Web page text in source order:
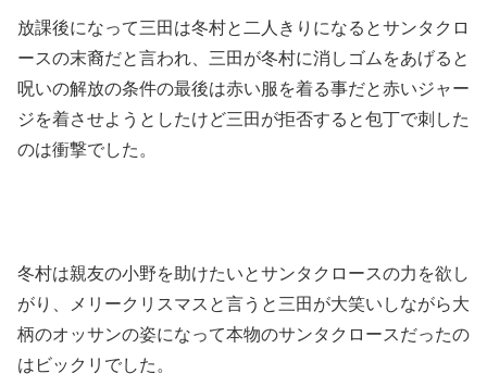
放課後になって三田は冬村と二人きりになるとサンタクロ
ースの末裔だと言われ、三田が冬村に消しゴムをあげると
呪いの解放の条件の最後は赤い服を着る事だと赤いジャー
ジを着させようとしたけど三田が拒否すると包丁で刺した
のは衝撃でした。
冬村は親友の小野を助けたいとサンタクロースの力を欲し
がり、メリークリスマスと言うと三田が大笑いしながら大
柄のオッサンの姿になって本物のサンタクロースだったの
はビックリでした。